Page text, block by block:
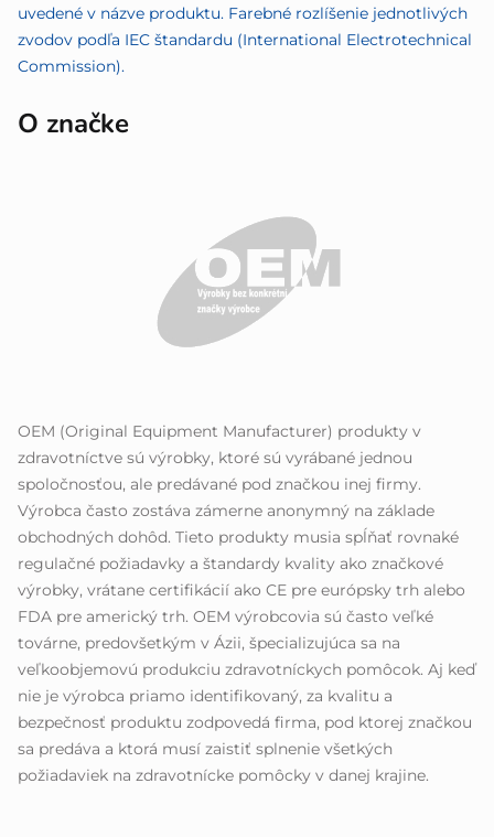
uvedené v názve produktu. Farebné rozlíšenie jednotlivých
zvodov podľa IEC štandardu (International Electrotechnical
Commission).
O značke
OEM (Original Equipment Manufacturer) produkty v
zdravotníctve sú výrobky, ktoré sú vyrábané jednou
spoločnosťou, ale predávané pod značkou inej firmy.
Výrobca často zostáva zámerne anonymný na základe
obchodných dohôd. Tieto produkty musia spĺňať rovnaké
regulačné požiadavky a štandardy kvality ako značkové
výrobky, vrátane certifikácií ako CE pre európsky trh alebo
FDA pre americký trh. OEM výrobcovia sú často veľké
továrne, predovšetkým v Ázii, špecializujúca sa na
veľkoobjemovú produkciu zdravotníckych pomôcok. Aj keď
nie je výrobca priamo identifikovaný, za kvalitu a
bezpečnosť produktu zodpovedá firma, pod ktorej značkou
sa predáva a ktorá musí zaistiť splnenie všetkých
požiadaviek na zdravotnícke pomôcky v danej krajine.